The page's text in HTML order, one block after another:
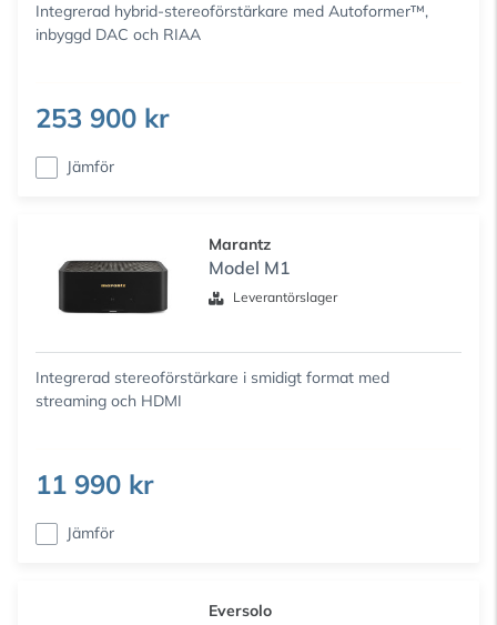
Integrerad hybrid-stereoförstärkare med Autoformer™,
inbyggd DAC och RIAA
253 900 kr
Jämför
Marantz
Model M1
Leverantörslager
Integrerad stereoförstärkare i smidigt format med
streaming och HDMI
11 990 kr
Jämför
Eversolo